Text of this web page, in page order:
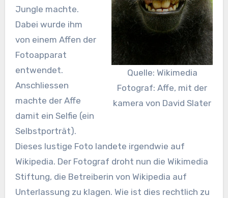
Quelle: Wikimedia
Fotograf: Affe, mit der
kamera von David Slater
Jungle machte.
Dabei wurde ihm
von einem Affen der
Fotoapparat
entwendet.
Anschliessen
machte der Affe
damit ein Selfie (ein
Selbstporträt).
Dieses lustige Foto landete irgendwie auf
Wikipedia. Der Fotograf droht nun die Wikimedia
Stiftung, die Betreiberin von Wikipedia auf
Unterlassung zu klagen. Wie ist dies rechtlich zu